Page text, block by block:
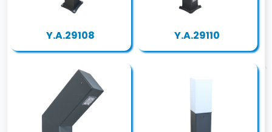
Y.A.29108 Y.A.29110